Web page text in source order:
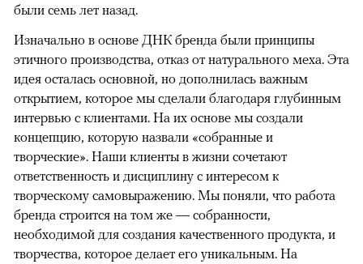
были семь лет назад.
Изначально в основе ДНК бренда были принципы
этичного производства, отказ от натурального меха. Эта
идея осталась основной, но дополнилась важным
открытием, которое мы сделали благодаря глубинным
интервью с клиентами. На их основе мы создали
концепцию, которую назвали «собранные и
творческие». Наши клиенты в жизни сочетают
ответственность и дисциплину с интересом к
творческому самовыражению. Мы поняли, что работа
бренда строится на том же — собранности,
необходимой для создания качественного продукта, и
творчества, которое делает его уникальным. На